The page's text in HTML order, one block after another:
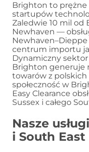
Brighton to
startupów
Zaledwie 10 mil od
Newhaven —
centrum importu
Dynamiczny
Brighton generuje
towarów z
społeczność w
Easy Clearance
Sussex i całego
Nasze
i South